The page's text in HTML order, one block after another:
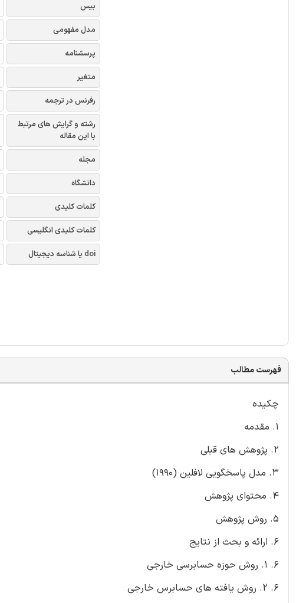
بیس
مدل مفهومی
پرسشنامه
متغیر
رفرنس در ترجمه
رشته و گرایش های مرتبط
با این مقاله
مجله
دانشگاه
کلمات کلیدی
کلمات کلیدی انگلیسی
doi یا شناسه دیجیتال
فهرست مطالب
چکیده
1. مقدمه
2. پژوهش های قبلی
3. مدل پاسخگویی لافلین (1990)
4. محتوای پژوهش
5. روش پژوهش
6. ارائه و بحث از نتایج
6. 1. روش حوزه حسابرسی خارجی
6. 2. روش یافته های حسابرس خارجی